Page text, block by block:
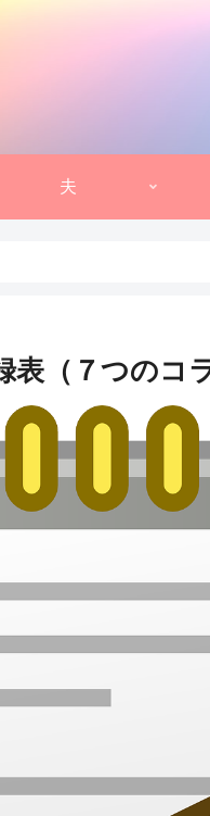
夫
表（７つのコ